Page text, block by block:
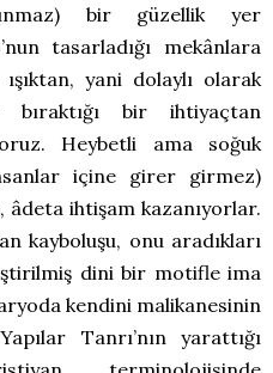
bir güzellik yer
tasarladığı mekânlara
yani dolaylı olarak
bıraktığı bir ihtiyaçtan
Heybetli ama soğuk
içine girer girmez)
âdeta ihtişam kazanıyorlar.
kayboluşu, onu aradıkları
dini bir motifle ima
kendini malikanesinin
Tanrı’nın yarattığı